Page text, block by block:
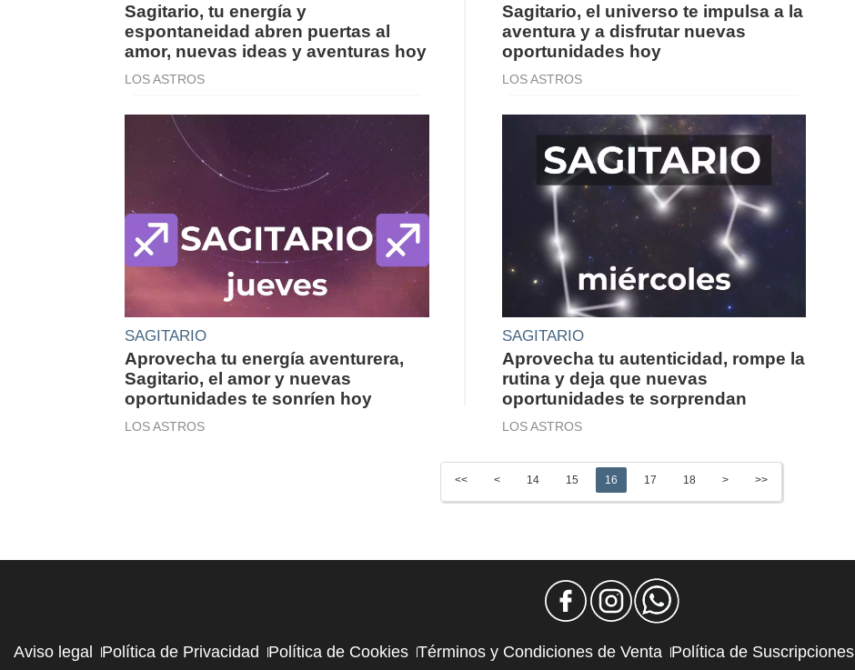
Sagitario, tu energía y
espontaneidad abren puertas al
amor, nuevas ideas y aventuras hoy
LOS ASTROS
Sagitario, el universo te impulsa a la
aventura y a disfrutar nuevas
oportunidades hoy
LOS ASTROS
SAGITARIO
Aprovecha tu energía aventurera,
Sagitario, el amor y nuevas
oportunidades te sonríen hoy
LOS ASTROS
SAGITARIO
Aprovecha tu autenticidad, rompe la
rutina y deja que nuevas
oportunidades te sorprendan
LOS ASTROS
<< < 14 15 16 17 18 > >>
Aviso legal Política de Privacidad Política de Cookies Términos y Condiciones de Venta Política de Suscripciones